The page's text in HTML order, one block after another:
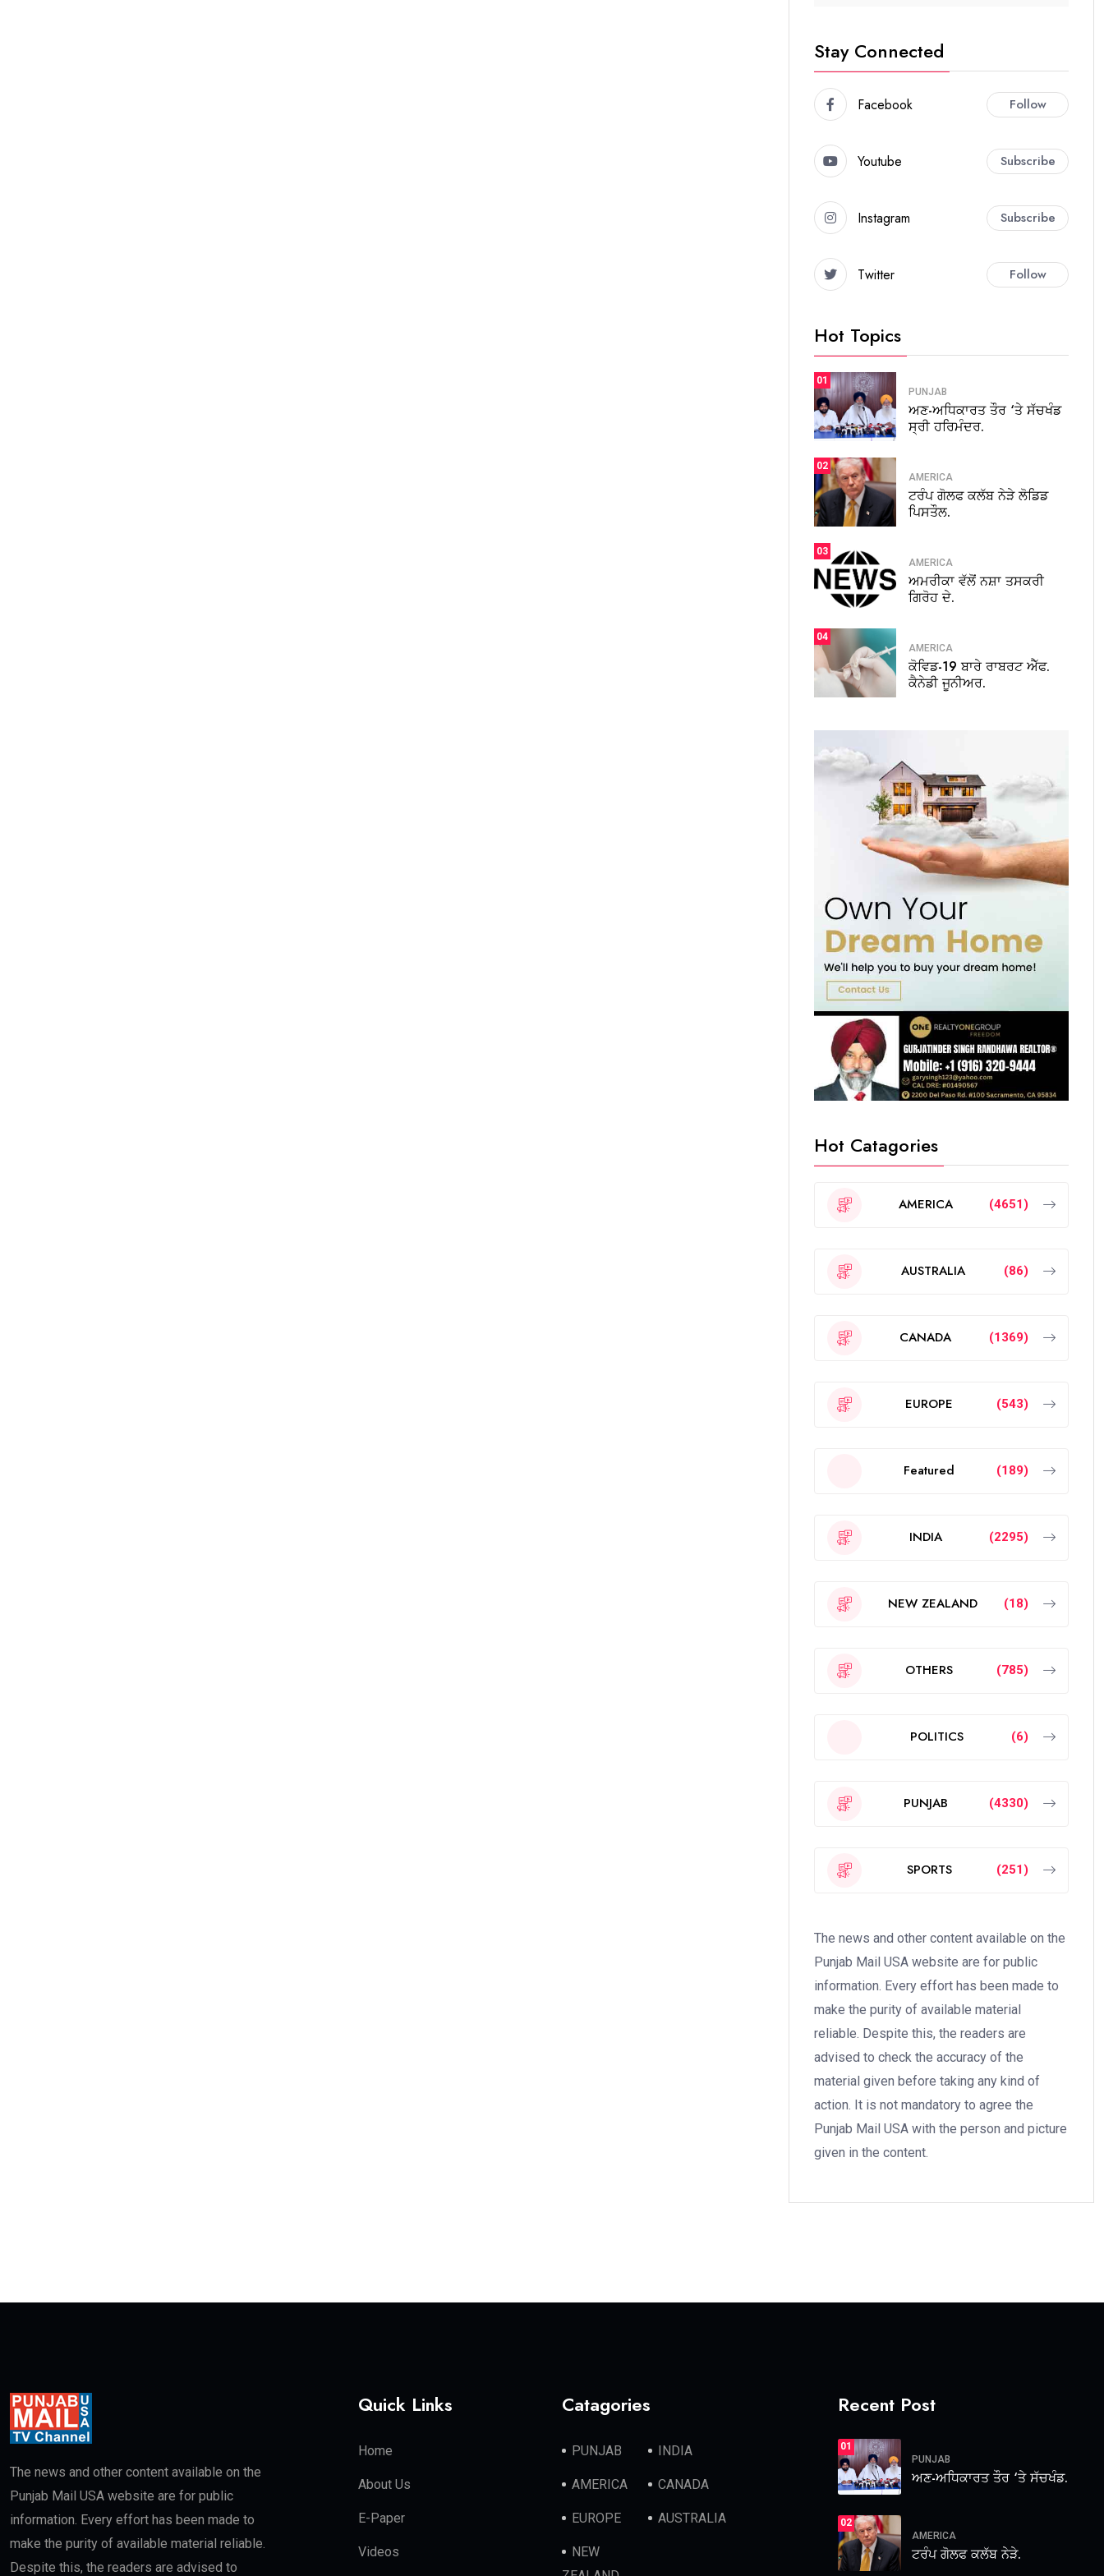
Stay Connected
Facebook Follow
Youtube Subscribe
Instagram Subscribe
Twitter Follow
Hot Topics
01
PUNJAB
ਅਣ-ਅਧਿਕਾਰਤ ਤੌਰ ‘ਤੇ ਸੱਚਖੰਡ
ਸ੍ਰੀ ਹਰਿਮੰਦਰ.
02
AMERICA
ਟਰੰਪ ਗੋਲਫ ਕਲੱਬ ਨੇੜੇ ਲੋਡਿਡ
ਪਿਸਤੌਲ.
03
AMERICA
ਅਮਰੀਕਾ ਵੱਲੋਂ ਨਸ਼ਾ ਤਸਕਰੀ
ਗਿਰੋਹ ਦੇ.
04
AMERICA
ਕੋਵਿਡ-19 ਬਾਰੇ ਰਾਬਰਟ ਐੱਫ.
ਕੈਨੇਡੀ ਜੂਨੀਅਰ.
Hot Catagories
AMERICA (4651)
AUSTRALIA (86)
CANADA (1369)
EUROPE (543)
Featured (189)
INDIA (2295)
NEW ZEALAND (18)
OTHERS (785)
POLITICS (6)
PUNJAB (4330)
SPORTS (251)
The news and other content available on the
Punjab Mail USA website are for public
information. Every effort has been made to
make the purity of available material
reliable. Despite this, the readers are
advised to check the accuracy of the
material given before taking any kind of
action. It is not mandatory to agree the
Punjab Mail USA with the person and picture
given in the content.
The news and other content available on the
Punjab Mail USA website are for public
information. Every effort has been made to
make the purity of available material reliable.
Despite this, the readers are advised to
Quick Links
Home
About Us
E-Paper
Videos
Catagories
PUNJAB INDIA
AMERICA CANADA
EUROPE AUSTRALIA
NEW
Recent Post
01
PUNJAB
ਅਣ-ਅਧਿਕਾਰਤ ਤੌਰ ‘ਤੇ ਸੱਚਖੰਡ.
02
AMERICA
ਟਰੰਪ ਗੋਲਫ ਕਲੱਬ ਨੇੜੇ.